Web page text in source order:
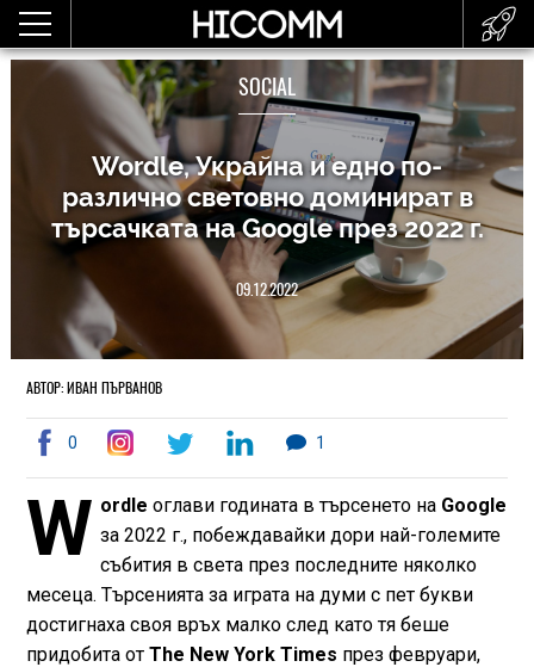
SOCIAL
Wordle, Украйна и едно по-
различно световно доминират в
търсачката на Google през 2022 г.
09.12.2022
АВТОР: ИВАН ПЪРВАНОВ
0 1
W ordle оглави годината в търсенето на Google
за 2022 г., побеждавайки дори най-големите
събития в света през последните няколко
месеца. Търсенията за играта на думи с пет букви
достигнаха своя връх малко след като тя беше
придобита от The New York Times през февруари,